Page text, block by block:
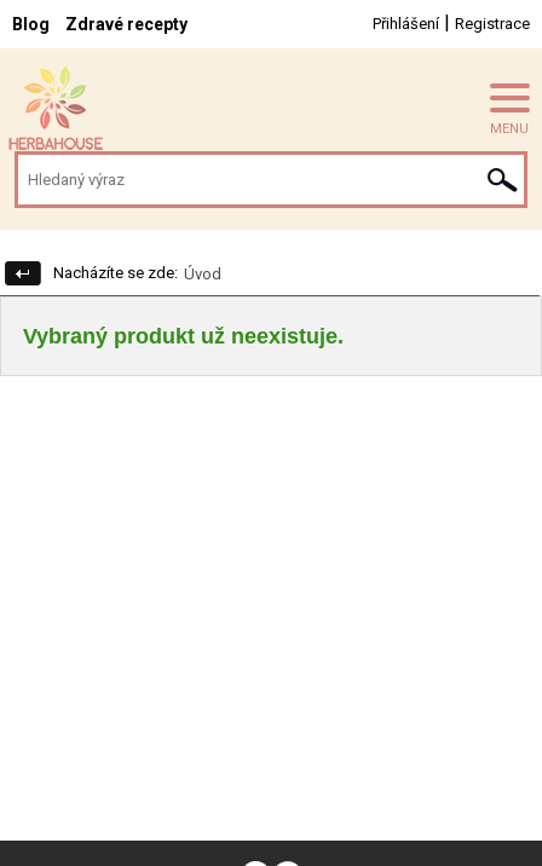
Blog Zdravé recepty Přihlášení| Registrace
MENU
Nacházíte se zde: Úvod
Vybraný produkt už neexistuje.